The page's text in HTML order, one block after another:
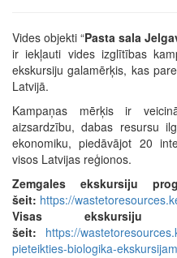
Vides objekti “Pasta sala
ir iekļauti vides izglītības
ekskursiju galamērķis, kas
Latvijā.
Kampaņas mērķis ir
aizsardzību, dabas resursu
ekonomiku, piedāvājot 20
visos Latvijas reģionos.
Zemgales ekskursiju
šeit: https://
Visas ekskursiju
šeit: https://
pieteikties-biologika-ekskursijam